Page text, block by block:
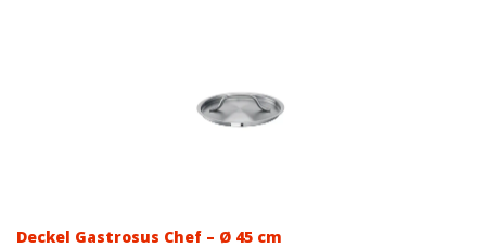
Deckel Gastrosus Chef – Ø 45 cm